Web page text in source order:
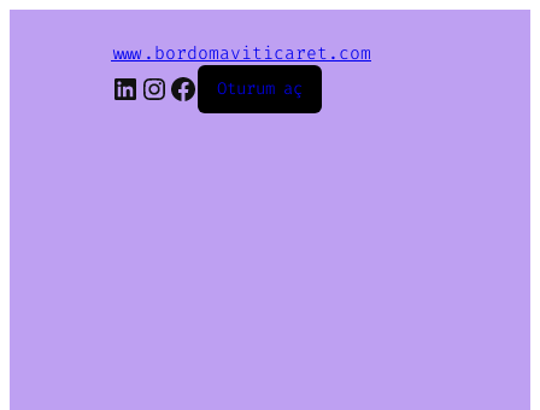
www.bordomaviticaret.com
LinkedIn
Instagram
Facebook
Oturum aç